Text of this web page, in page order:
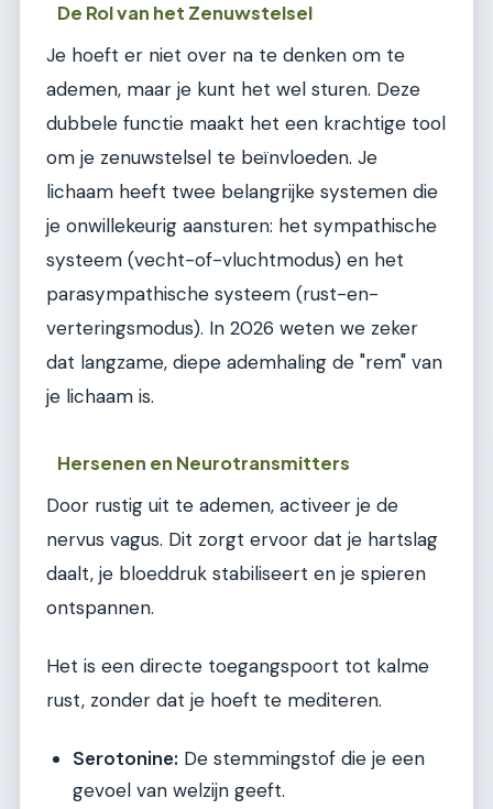
De Rol van het Zenuwstelsel
Je hoeft er niet over na te denken om te
ademen, maar je kunt het wel sturen. Deze
dubbele functie maakt het een krachtige tool
om je zenuwstelsel te beïnvloeden. Je
lichaam heeft twee belangrijke systemen die
je onwillekeurig aansturen: het sympathische
systeem (vecht-of-vluchtmodus) en het
parasympathische systeem (rust-en-
verteringsmodus). In 2026 weten we zeker
dat langzame, diepe ademhaling de "rem" van
je lichaam is.
Hersenen en Neurotransmitters
Door rustig uit te ademen, activeer je de
nervus vagus. Dit zorgt ervoor dat je hartslag
daalt, je bloeddruk stabiliseert en je spieren
ontspannen.
Het is een directe toegangspoort tot kalme
rust, zonder dat je hoeft te mediteren.
Serotonine: De stemmingstof die je een
gevoel van welzijn geeft.